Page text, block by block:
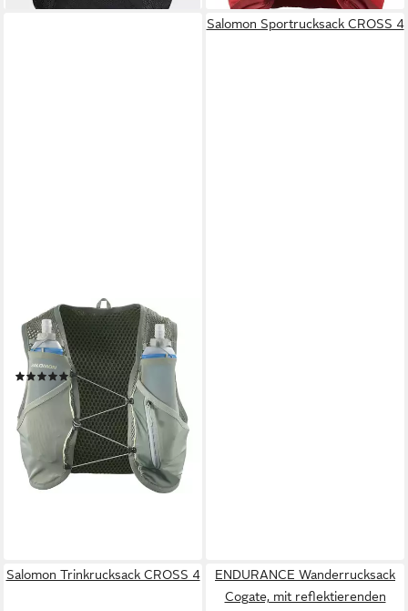
SALOMON
Trinkrucksack ACTIVE SKIN 8
SET
(1)
ab 92,99 € UVP115,00 €
-19%
lieferbar - in 1-2 Werktagen bei dir
Salomon Sportrucksack CROSS 4
Salomon Trinkrucksack CROSS 4
ENDURANCE Wanderrucksack
Cogate, mit reflektierenden